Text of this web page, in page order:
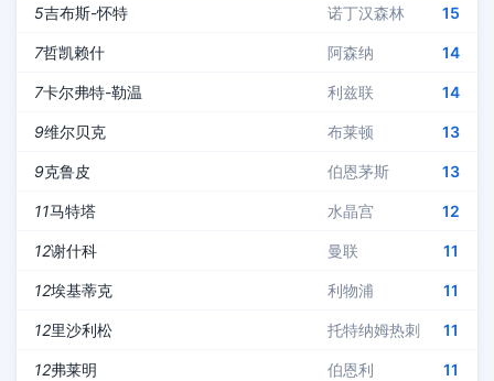
5吉布斯-怀特 诺丁汉森林 15
7哲凯赖什 阿森纳 14
7卡尔弗特-勒温 利兹联 14
9维尔贝克 布莱顿 13
9克鲁皮 伯恩茅斯 13
11马特塔 水晶宫 12
12谢什科 曼联 11
12埃基蒂克 利物浦 11
12里沙利松 托特纳姆热刺 11
12弗莱明 伯恩利 11